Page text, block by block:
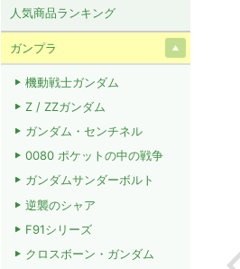
人気商品ランキング
ガンプラ
機動戦士ガンダム
Z / ZZガンダム
ガンダム・センチネル
0080 ポケットの中の戦争
ガンダムサンダーボルト
逆襲のシャア
F91シリーズ
クロスボーン・ガンダム